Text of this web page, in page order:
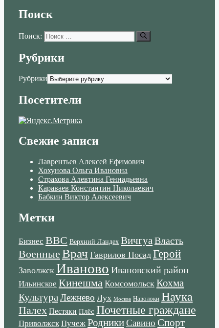
Поиск
Поиск:
Рубрики
Рубрики
Посетители
Свежие записи
Лаврентьев Алексей Ефимович
Хохунова Ольга Ивановна
Страхова Алевтина Геннадьевна
Караваев Константин Николаевич
Бабкин Виктор Алексеевич
Метки
Бизнес ВВС Верхний Ландех ВичгуаВласть
Военные Врач Гаврилов Посад Герой
Заволжск Иваново Ивановский район
Ильинское Кинешма Комсомольск Кохма
Культура Лежнево Лух Москва Наволоки Наука
Палех Пестяки Плёс Почетные граждане
Приволжск Пучеж РодникиСавино Спорт